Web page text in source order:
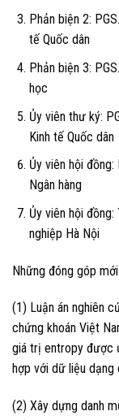
Phản biện 2:
tế Quốc dân
Phản biện 3:
học
Ủy viên thư ký:
Kinh tế Quốc dân
Ủy viên hội
Ngân hàng
Ủy viên hội
nghiệp Hà Nội
Những đóng góp
(1) Luận án nghiên
chứng khoán Việt
giá trị entropy được
hợp với dữ liệu dạng
(2) Xây dựng danh